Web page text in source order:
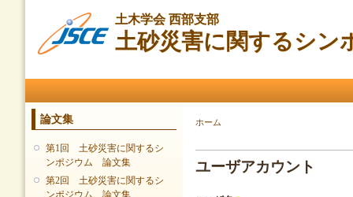
ン
コ
土木学会 西部支部
土砂災害に関するシン
論文集
第1回 土砂災害に関するシ
ンポジウム 論文集
第2回 土砂災害に関するシ
現在地
ホーム
ユーザアカウント